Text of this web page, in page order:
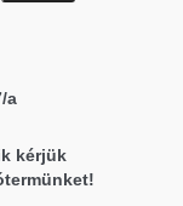
a
kérjük